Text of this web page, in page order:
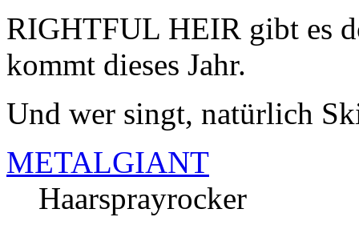
RIGHTFUL HEIR gibt es
kommt dieses Jahr.
Und wer singt, natürlich
METALGIANT
Haarsprayrocker